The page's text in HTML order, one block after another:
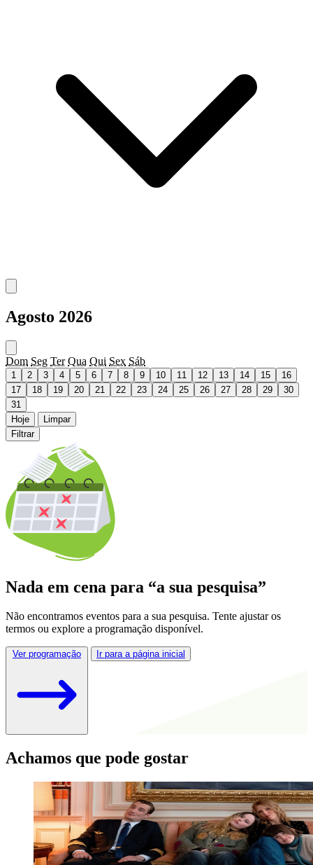
Agosto 2026
Dom Seg Ter Qua Qui Sex Sáb
1 2 3 4 5 6 7 8 9 10 11 12 13 14 15
16
17
18 19 20 21 22 23 24 25 26 27 28 29
30
31
Hoje
Limpar
Filtrar
Nada em cena para “a sua pesquisa”
Não encontramos eventos para a sua pesquisa. Tente ajustar os
termos ou explore a programação disponível.
Ver programação Ir para a página inicial
Achamos que pode gostar